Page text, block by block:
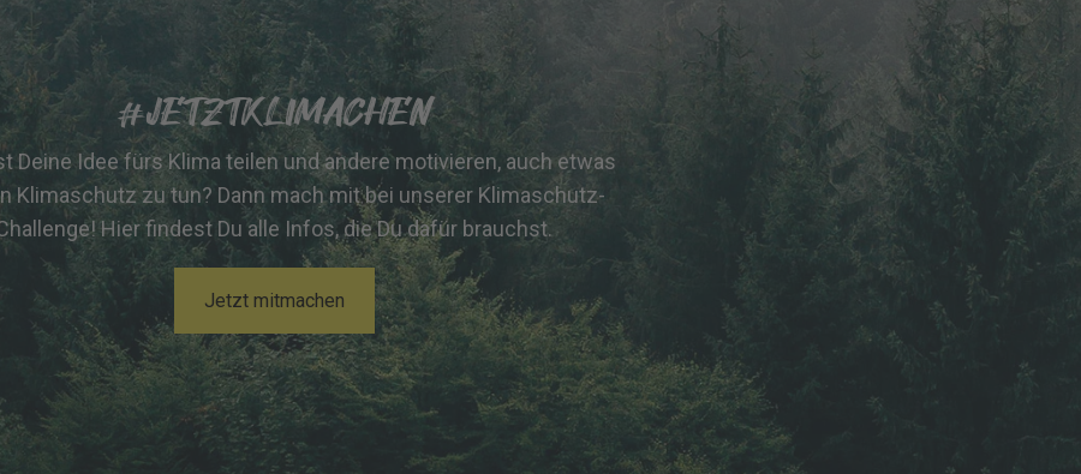
#JETZTKLIMACHEN
Deine Idee fürs Klima teilen und andere motivieren, auch etwas
Klimaschutz zu tun? Dann mach mit bei unserer Klimaschutz-
Hier findest Du alle Infos, die Du dafür brauchst.
Jetzt mitmachen